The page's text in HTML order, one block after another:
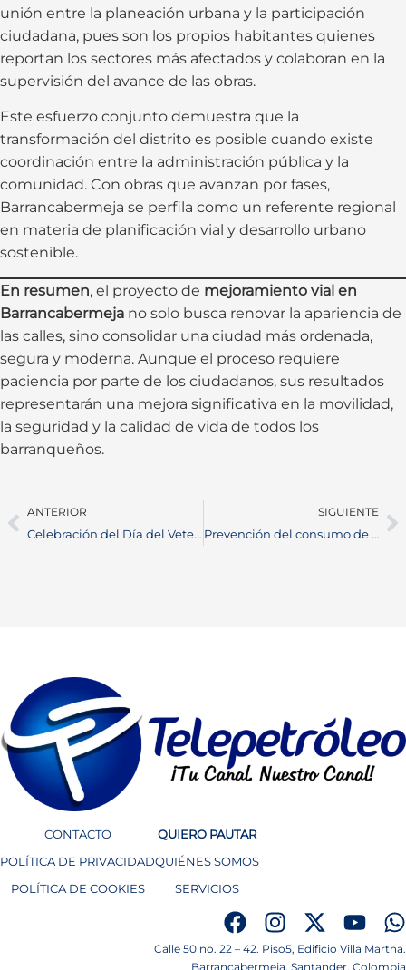
unión entre la planeación urbana y la participación
ciudadana, pues son los propios habitantes quienes
reportan los sectores más afectados y colaboran en la
supervisión del avance de las obras.
Este esfuerzo conjunto demuestra que la
transformación del distrito es posible cuando existe
coordinación entre la administración pública y la
comunidad. Con obras que avanzan por fases,
Barrancabermeja se perfila como un referente regional
en materia de planificación vial y desarrollo urbano
sostenible.
En resumen, el proyecto de mejoramiento vial en
Barrancabermeja no solo busca renovar la apariencia de
las calles, sino consolidar una ciudad más ordenada,
segura y moderna. Aunque el proceso requiere
paciencia por parte de los ciudadanos, sus resultados
representarán una mejora significativa en la movilidad,
la seguridad y la calidad de vida de todos los
barranqueños.
ANTERIOR
Celebración del Día del Veterano en Puerto Berrío rindió homenaje a los héroes de la patria
SIGUIENTE
Prevención del consumo de drogas en Barrancabermeja: el deporte como motor de cambio social
CONTACTO
POLÍTICA DE PRIVACIDAD
POLÍTICA DE COOKIES
QUIERO PAUTAR
QUIÉNES SOMOS
SERVICIOS
Calle 50 no. 22 – 42. Piso5, Edificio Villa Martha.
Barrancabermeja. Santander. Colombia